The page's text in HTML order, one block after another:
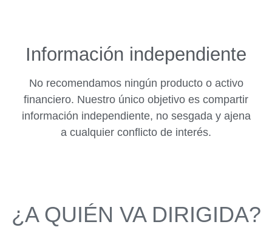
Información independiente
No recomendamos ningún producto o activo
financiero. Nuestro único objetivo es compartir
información independiente, no sesgada y ajena
a cualquier conflicto de interés.
¿A QUIÉN VA DIRIGIDA?